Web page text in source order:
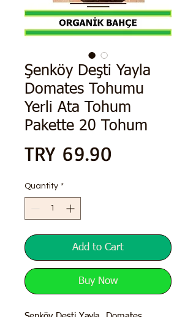
Şenköy Deşti Yayla
Domates Tohumu
Yerli Ata Tohum
Pakette 20 Tohum
TRY 69.90Price
Quantity *
Add to Cart
Buy Now